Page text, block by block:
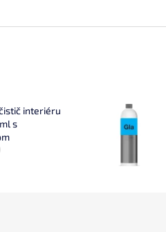
interiéru
s